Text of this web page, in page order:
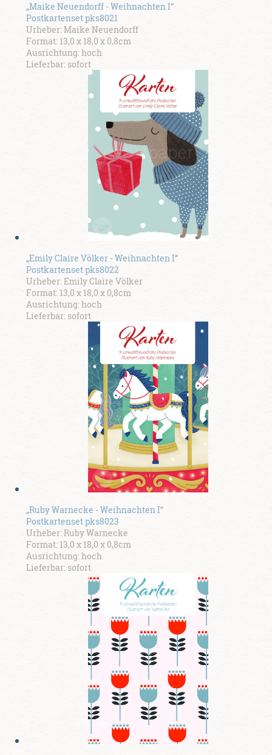
„Maike Neuendorff - Weihnachten I“
Postkartenset pks8021
Urheber: Maike Neuendorff
Format: 13,0 x 18,0 x 0,8cm
Ausrichtung: hoch
Lieferbar: sofort
„Emily Claire Völker - Weihnachten I“
Postkartenset pks8022
Urheber: Emily Claire Völker
Format: 13,0 x 18,0 x 0,8cm
Ausrichtung: hoch
Lieferbar: sofort
„Ruby Warnecke - Weihnachten I“
Postkartenset pks8023
Urheber: Ruby Warnecke
Format: 13,0 x 18,0 x 0,8cm
Ausrichtung: hoch
Lieferbar: sofort